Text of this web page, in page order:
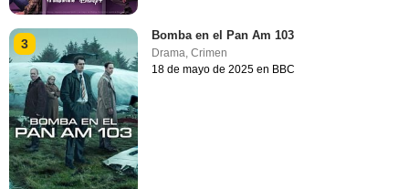
3
Bomba en el Pan Am 103
Drama,Crimen
18 de mayo de 2025 en BBC